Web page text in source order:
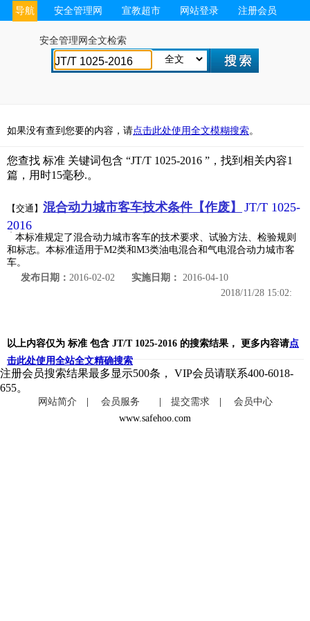
导航 安全管理网 宣教超市 网站登录 注册会员
安全管理网全文检索
如果没有查到您要的内容，请点击此处使用全文模糊搜索。
您查找 标准 关键词包含 “JT/T 1025-2016 ”，找到相关内容1
篇，用时15毫秒.。
【交通】 混合动力城市客车技术条件【作废】
JT/T 1025-
2016
本标准规定了混合动力城市客车的技术要求、试验方法、检验规则
和标志。本标准适用于M2类和M3类油电混合和气电混合动力城市客
车。
发布日期： 2016-02-02 实施日期： 2016-04-10
2018/11/28 15:02:
以上内容仅为 标准 包含 JT/T 1025-2016 的搜索结果， 更多内容请点
击此处使用全站全文精确搜索
注册会员搜索结果最多显示500条， VIP会员请联系400-6018-
655。
网站简介 会员服务 提交需求| 会员中心
www.safehoo.com